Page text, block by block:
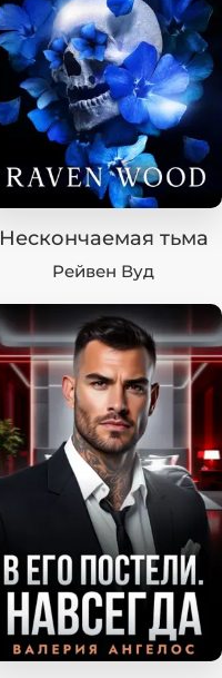
Нескончаемая тьма
Рейвен Вуд